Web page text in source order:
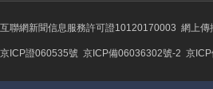
互聯網新聞信息服務許可證10120170003 網上傳
京ICP證060535號 京ICP備06036302號-2 京